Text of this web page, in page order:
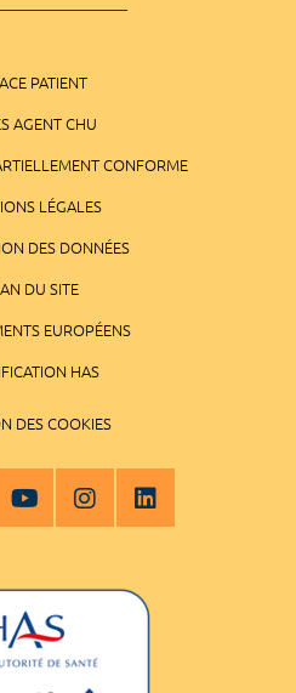
PATIENT
AGENT CHU
CONFORME
LÉGALES
DES DONNÉES
DU SITE
EUROPÉENS
HAS
DES COOKIES